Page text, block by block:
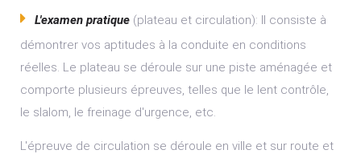
L'examen pratique (plateau et circulation): Il consiste à
démontrer vos aptitudes à la conduite en conditions
réelles. Le plateau se déroule sur une piste aménagée et
comporte plusieurs épreuves, telles que le lent contrôle,
le slalom, le freinage d'urgence, etc.
L'épreuve de circulation se déroule en ville et sur route et